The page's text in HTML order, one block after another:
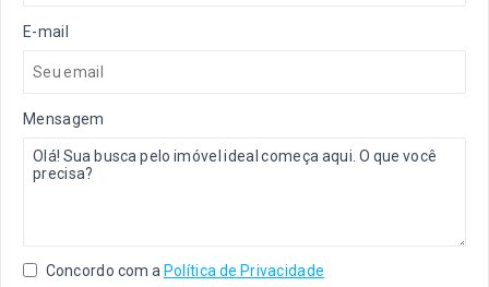
E-mail
Mensagem
Concordo com a Política de Privacidade